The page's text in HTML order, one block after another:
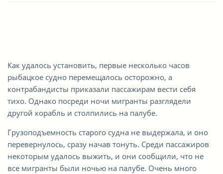
Как удалось установить, первые несколько часов
рыбацкое судно перемещалось осторожно, а
контрабандисты приказали пассажирам вести себя
тихо. Однако посреди ночи мигранты разглядели
другой корабль и столпились на палубе.
Грузоподъемность старого судна не выдержала, и оно
перевернулось, сразу начав тонуть. Среди пассажиров
некоторым удалось выжить, и они сообщили, что не
все мигранты были ночью на палубе. Очень много